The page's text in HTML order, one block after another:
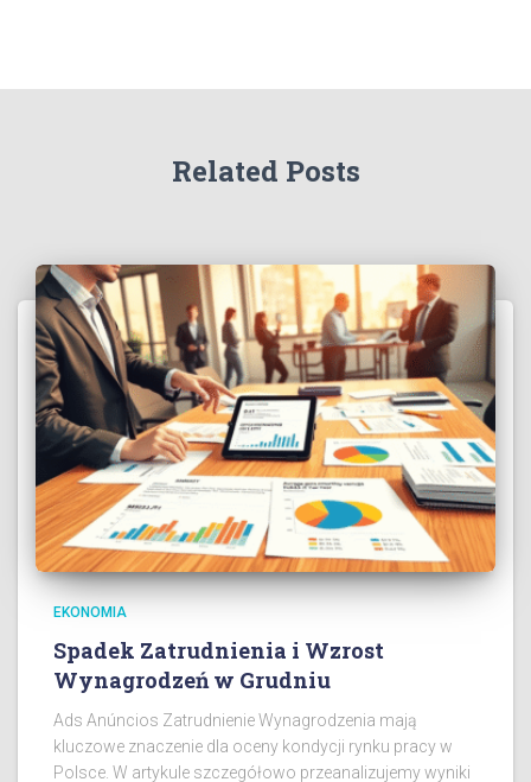
Related Posts
EKONOMIA
Spadek Zatrudnienia i Wzrost
Wynagrodzeń w Grudniu
Ads Anúncios Zatrudnienie Wynagrodzenia mają
kluczowe znaczenie dla oceny kondycji rynku pracy w
Polsce. W artykule szczegółowo przeanalizujemy wyniki